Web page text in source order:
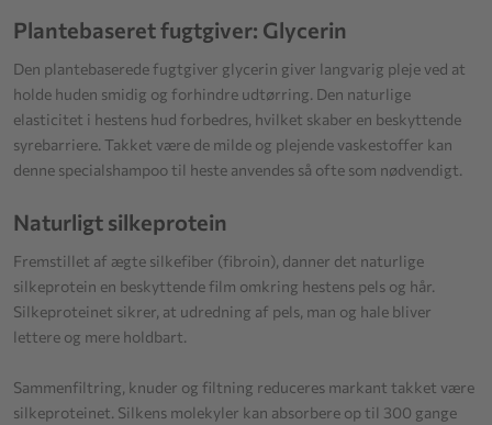
Plantebaseret fugtgiver: Glycerin
Den plantebaserede fugtgiver glycerin giver langvarig pleje ved at
holde huden smidig og forhindre udtørring. Den naturlige
elasticitet i hestens hud forbedres, hvilket skaber en beskyttende
syrebarriere. Takket være de milde og plejende vaskestoffer kan
denne specialshampoo til heste anvendes så ofte som nødvendigt.
Naturligt silkeprotein
Fremstillet af ægte silkefiber (fibroin), danner det naturlige
silkeprotein en beskyttende film omkring hestens pels og hår.
Silkeproteinet sikrer, at udredning af pels, man og hale bliver
lettere og mere holdbart.
Sammenfiltring, knuder og filtning reduceres markant takket være
silkeproteinet. Silkens molekyler kan absorbere op til 300 gange